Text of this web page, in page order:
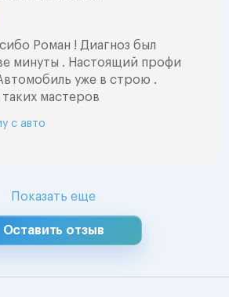
Роман ! Диагноз был
минуты . Настоящий профи
уже в строю .
мастеров
с авто
Показать еще
Оставить отзыв